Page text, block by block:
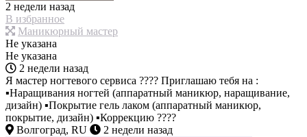
2 недели назад
В избранное
Маникюрный мастер
Не указана
Не указана
2 недели назад
Я мастер ногтевого сервиса ???? Приглашаю тебя на :
▪Наращивания ногтей (аппаратный маникюр, наращивание,
дизайн) ▪Покрытие гель лаком (аппаратный маникюр,
покрытие, дизайн) ▪Коррекцию ????
Волгоград, RU
2 недели назад